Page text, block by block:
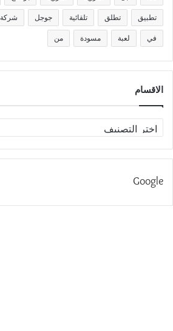
تطبيق تطلق تلقائية جوجل شركة
في لعبة مسودة من
الاقسام
الاقسام
Google